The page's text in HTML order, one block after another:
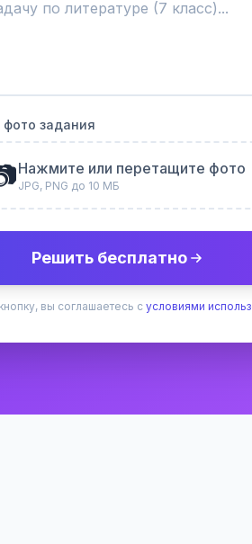
фото задания
Нажмите или перетащите фото
JPG, PNG до 10 МБ
Решить бесплатно
вы соглашаетесь с условиями